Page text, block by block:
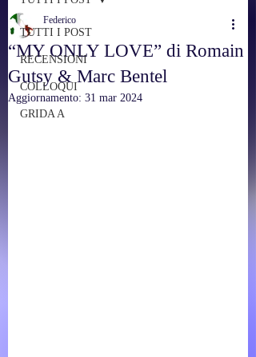
TUTTI I POST
RECENSIONI
COLLOQUI
GRIDA A
“MY ONLY LOVE” di Romain
Gutsy & Marc Bentel
Federico
Aggiornamento: 31 mar 2024